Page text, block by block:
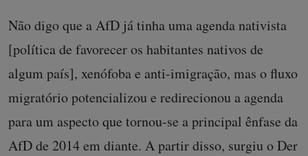
Não digo que a AfD já tinha uma agenda nativista
[política de favorecer os habitantes nativos de
algum país], xenófoba e anti-imigração, mas o fluxo
migratório potencializou e redirecionou a agenda
para um aspecto que tornou-se a principal ênfase da
AfD de 2014 em diante. A partir disso, surgiu o Der